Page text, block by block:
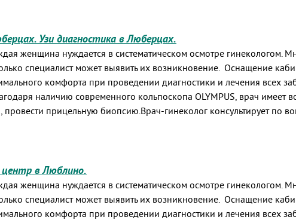
Узи диагностика в Люберцах.
женщина нуждается в систематическом осмотре гинекологом.
специалист может выявить их возникновение. Оснащение
комфорта при проведении диагностики и лечения всех
наличию современного кольпоскопа OLYMPUS, врач имеет
провести прицельную биопсию.Врач-гинеколог консультирует по
в Люблино.
женщина нуждается в систематическом осмотре гинекологом.
специалист может выявить их возникновение. Оснащение
комфорта при проведении диагностики и лечения всех